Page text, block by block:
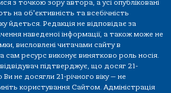
з точкою зору автора, а усі опубліковані
на об'єктивність та всебічність
йдеться. Редакція не відповідає за
наведеної інформації, а також може не
висловлені читачами сайту в
ресурс виконує винятково роль носія.
підтверджує, що досяг 21-
Ви не досягли 21-річного віку — не
користування Сайтом. Адміністрація